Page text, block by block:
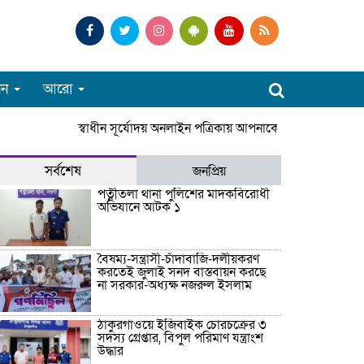
আরো
স্বাধীন সূর্যোদয় অনলাইন পত্রিকায় আপনাকে স্বাগতম।
সর্বশেষ
জনপ্রিয়
পত্নীতলা থানা পুলিশের মাদকবিরোধী
অভিযানে আটক ১
বৈষম্য-সন্ত্রাসী-চাঁদাবাজি-দলীয়করণ
করতেই জুলাই সনদ বাস্তবায়ন করছে
না সরকার-অধ্যক্ষ নজরুল ইসলাম
ঠাকুরগাঁওয়ে ইজিবাইক চোরচক্রের ৩
সদস্য গ্রেপ্তার, বিপুল পরিমাণ যন্ত্রাংশ
উদ্ধার ‎